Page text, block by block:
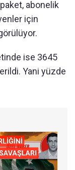
abonelik
için
ise 3645
Yani yüzde